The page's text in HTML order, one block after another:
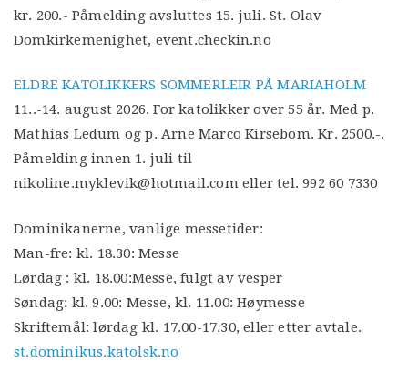
kr. 200.- Påmelding avsluttes 15. juli. St. Olav
Domkirkemenighet, event.checkin.no
ELDRE KATOLIKKERS SOMMERLEIR PÅ MARIAHOLM
11..-14. august 2026. For katolikker over 55 år. Med p.
Mathias Ledum og p. Arne Marco Kirsebom. Kr. 2500.-.
Påmelding innen 1. juli til
nikoline.myklevik@hotmail.com eller tel. 992 60 7330
Dominikanerne, vanlige messetider:
Man-fre: kl. 18.30: Messe
Lørdag : kl. 18.00:Messe, fulgt av vesper
Søndag: kl. 9.00: Messe, kl. 11.00: Høymesse
Skriftemål: lørdag kl. 17.00-17.30, eller etter avtale.
st.dominikus.katolsk.no